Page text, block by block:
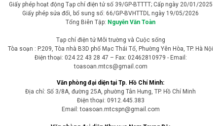
Giấy phép hoạt động Tạp chí điện tử số 39/GP-BTTTT; Cấp ngày 20/01/2025
Giấy phép sửa đổi, bổ sung số: 66/GP-BVHTTDL ngày 19/05/2026
Tổng Biên Tập: Nguyễn Văn Toàn
Tạp chí điện tử Môi trường và Cuộc sống
Tòa soạn : P.209, Tòa nhà B3D phố Mạc Thái Tổ, Phường Yên Hòa, TP. Hà Nội
Điện thoại: 024 22 43 28 47 – Fax: 02462810979 - Email:
toasoan.mtcs@gmail.com
Văn phòng đại diện tại Tp. Hồ Chí Minh:
Địa chỉ: Số 3/8A, đường 25A, phường Tân Hưng, TP. Hồ Chí Minh
Điện thoại: 0912.445.383
Email: toasoan.mtcspn@gmail.com